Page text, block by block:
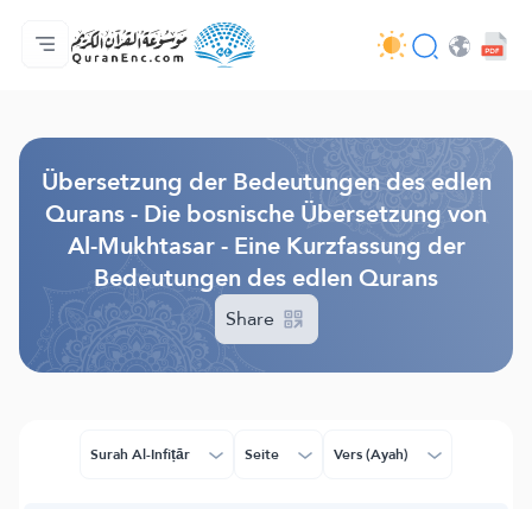
Hauptseite
Inhaltsverzeichnis der Übersetzungen
Audio
Service der Entwickler - API
Über das Projekt
Kontakt
Sprache
Übersetzung der Bedeutungen des edlen
Qurans - Die bosnische Übersetzung von
Al-Mukhtasar - Eine Kurzfassung der
Bedeutungen des edlen Qurans
Share
Surah Al-Infiṭār Seite Vers (Ayah)